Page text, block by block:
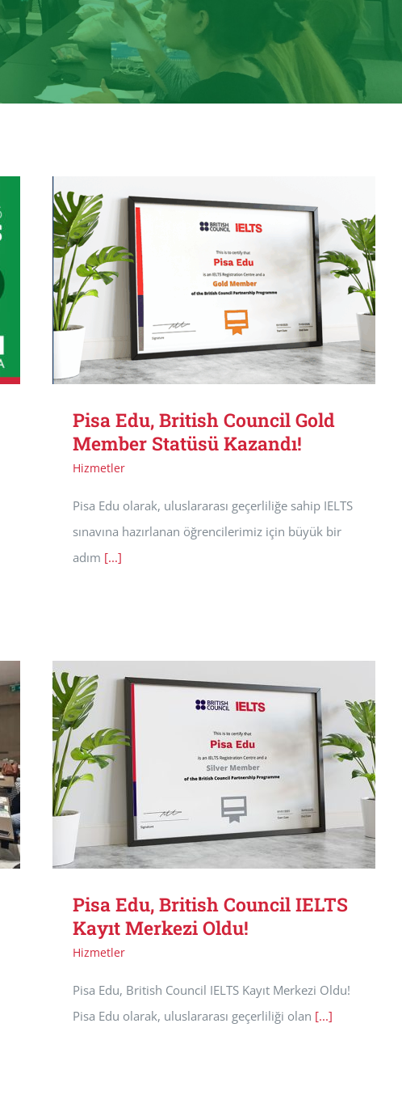
Pisa Edu, British Council Gold
Member Statüsü Kazandı!
Hizmetler
Pisa Edu olarak, uluslararası geçerliliğe sahip IELTS
sınavına hazırlanan öğrencilerimiz için büyük bir
adım [...]
Pisa Edu, British Council IELTS
Kayıt Merkezi Oldu!
Hizmetler
Pisa Edu, British Council IELTS Kayıt Merkezi Oldu!
Pisa Edu olarak, uluslararası geçerliliği olan [...]